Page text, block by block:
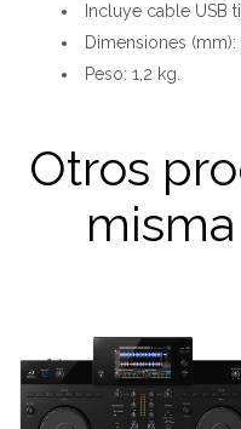
Incluye cable USB
Dimensiones
Peso: 1,2 kg.
Otros